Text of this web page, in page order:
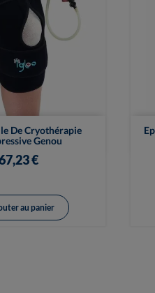
De Cryothérapie
Genou
€
Vue rapide
au panier